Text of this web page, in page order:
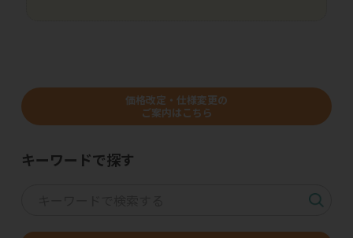
価格改定・仕様変更の
ご案内はこちら
キーワードで探す